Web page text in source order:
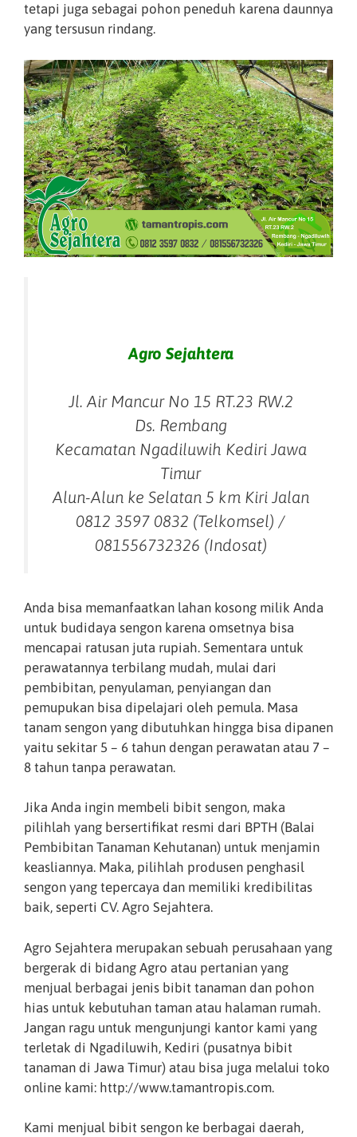
tetapi juga sebagai pohon peneduh karena daunnya
yang tersusun rindang.
Agro Sejahtera
Jl. Air Mancur No 15 RT.23 RW.2
Ds. Rembang
Kecamatan Ngadiluwih Kediri Jawa
Timur
Alun-Alun ke Selatan 5 km Kiri Jalan
0812 3597 0832 (Telkomsel) /
081556732326 (Indosat)
Anda bisa memanfaatkan lahan kosong milik Anda
untuk budidaya sengon karena omsetnya bisa
mencapai ratusan juta rupiah. Sementara untuk
perawatannya terbilang mudah, mulai dari
pembibitan, penyulaman, penyiangan dan
pemupukan bisa dipelajari oleh pemula. Masa
tanam sengon yang dibutuhkan hingga bisa dipanen
yaitu sekitar 5 – 6 tahun dengan perawatan atau 7 –
8 tahun tanpa perawatan.
Jika Anda ingin membeli bibit sengon, maka
pilihlah yang bersertifikat resmi dari BPTH (Balai
Pembibitan Tanaman Kehutanan) untuk menjamin
keasliannya. Maka, pilihlah produsen penghasil
sengon yang tepercaya dan memiliki kredibilitas
baik, seperti CV. Agro Sejahtera.
Agro Sejahtera merupakan sebuah perusahaan yang
bergerak di bidang Agro atau pertanian yang
menjual berbagai jenis bibit tanaman dan pohon
hias untuk kebutuhan taman atau halaman rumah.
Jangan ragu untuk mengunjungi kantor kami yang
terletak di Ngadiluwih, Kediri (pusatnya bibit
tanaman di Jawa Timur) atau bisa juga melalui toko
online kami: http://www.tamantropis.com.
Kami menjual bibit sengon ke berbagai daerah,